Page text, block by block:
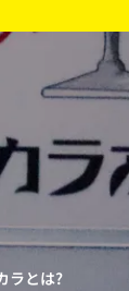
ラとは?